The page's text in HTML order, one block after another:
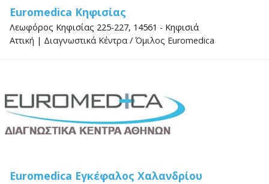
Euromedica Κηφισίας
Λεωφόρος Κηφισίας 225-227, 14561 - Κηφισιά
Αττική | Διαγνωστικά Κέντρα / Όμιλος Euromedica
Euromedica Εγκέφαλος Χαλανδρίου